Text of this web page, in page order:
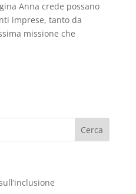
Anna crede possano
imprese, tanto da
missione che
Cerca